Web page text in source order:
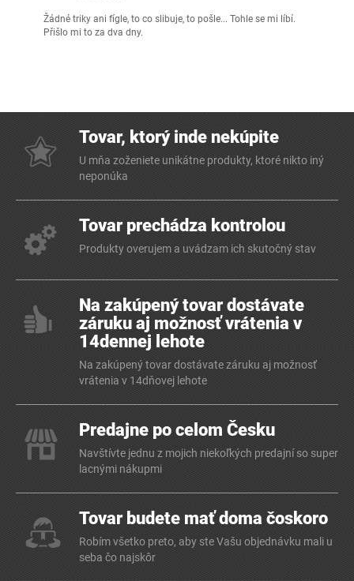
Žádné triky ani fígle, to co slibuje, to pošle... Tohle se mi líbí.
Přišlo mi to za dva dny.
Tovar, ktorý inde nekúpite
U mňa zoženiete unikátne produkty, ktoré nikto iný
neponúka
Tovar prechádza kontrolou
Produkty overujem a uvádzam ich skutočný stav
Na zakúpený tovar dostávate
záruku aj možnosť vrátenia v
14dennej lehote
Na zakúpený tovar dostávate záruku aj možnosť
vrátenia v 14dňovej lehote
Predajne po celom Česku
Navštívte jednu z mojich niekoľkých predajní so super
lacnými nákupmi
Tovar budete mať doma čoskoro
Robím všetko preto, aby ste Vašu objednávku mali u
seba čo najskôr